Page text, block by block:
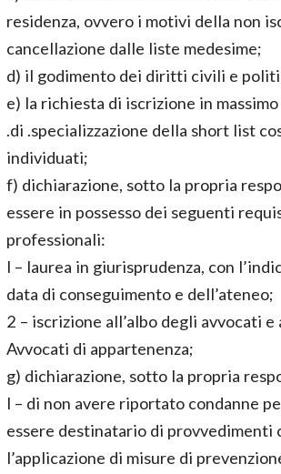
residenza, ovvero i motivi della non
cancellazione dalle liste medesime;
d) il godimento dei diritti civili e
e) la richiesta di iscrizione in
.di .specializzazione della short list
individuati;
f) dichiarazione, sotto la propria
essere in possesso dei seguenti
professionali:
l – laurea in giurisprudenza, con
data di conseguimento e dell’ateneo;
2 – iscrizione all’albo degli avvocati
Avvocati di appartenenza;
g) dichiarazione, sotto la propria
l – di non avere riportato condanne
essere destinatario di provvedimenti
l’applicazione di misure di